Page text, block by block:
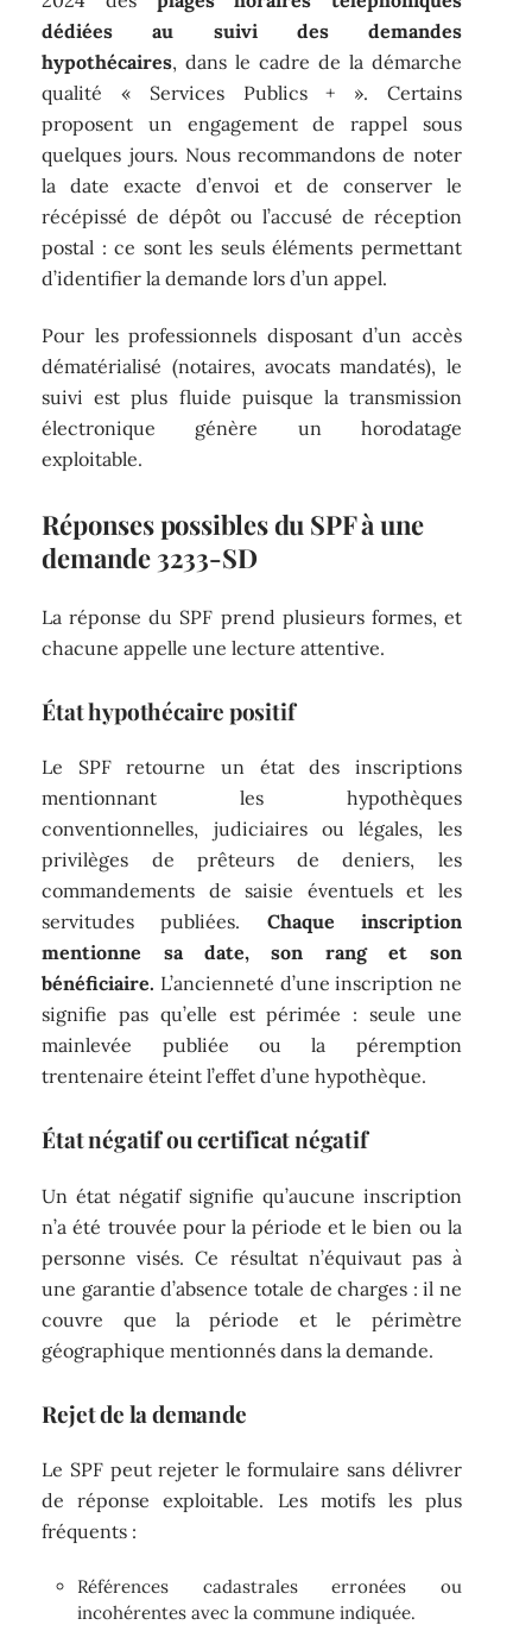
dédiées au suivi des demandes
hypothécaires, dans le cadre de la démarche
qualité « Services Publics + ». Certains
proposent un engagement de rappel sous
quelques jours. Nous recommandons de noter
la date exacte d’envoi et de conserver le
récépissé de dépôt ou l’accusé de réception
postal : ce sont les seuls éléments permettant
d’identifier la demande lors d’un appel.
Pour les professionnels disposant d’un accès
dématérialisé (notaires, avocats mandatés), le
suivi est plus fluide puisque la transmission
électronique génère un horodatage
exploitable.
Réponses possibles du SPF à une
demande 3233-SD
La réponse du SPF prend plusieurs formes, et
chacune appelle une lecture attentive.
État hypothécaire positif
Le SPF retourne un état des inscriptions
mentionnant les hypothèques
conventionnelles, judiciaires ou légales, les
privilèges de prêteurs de deniers, les
commandements de saisie éventuels et les
servitudes publiées. Chaque inscription
mentionne sa date, son rang et son
bénéficiaire. L’ancienneté d’une inscription ne
signifie pas qu’elle est périmée : seule une
mainlevée publiée ou la péremption
trentenaire éteint l’effet d’une hypothèque.
État négatif ou certificat négatif
Un état négatif signifie qu’aucune inscription
n’a été trouvée pour la période et le bien ou la
personne visés. Ce résultat n’équivaut pas à
une garantie d’absence totale de charges : il ne
couvre que la période et le périmètre
géographique mentionnés dans la demande.
Rejet de la demande
Le SPF peut rejeter le formulaire sans délivrer
de réponse exploitable. Les motifs les plus
fréquents :
Références cadastrales erronées ou
incohérentes avec la commune indiquée.